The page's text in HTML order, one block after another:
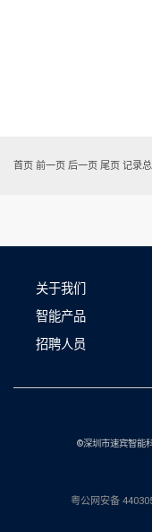
首页 前一页 后一页 尾页 记录
关于我们
智能产品
招聘人员
©深圳市速宾智能
粤公网安备